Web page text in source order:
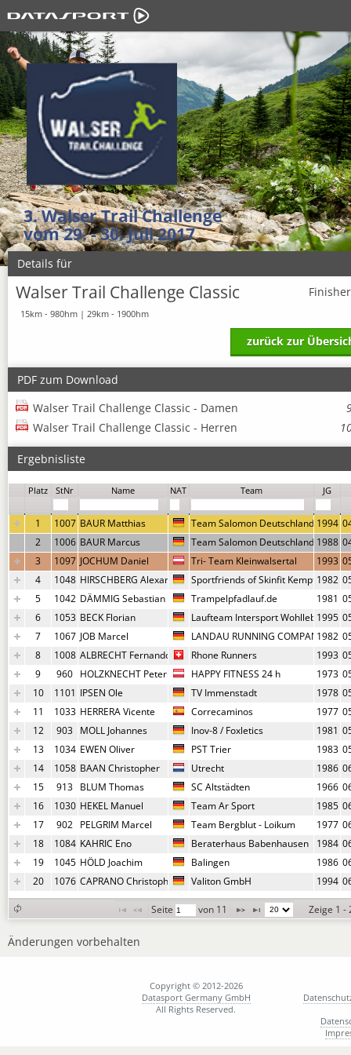
3. Walser Trail Challenge
vom 29. - 30. Juli 2017
Details für
Walser Trail Challenge Classic
15km - 980hm | 29km - 1900hm
zurück zur
PDF zum Download
Walser Trail Challenge Classic - Damen
Walser Trail Challenge Classic - Herren
Ergebnisliste
Platz
StNr Name NAT Team JG
1 1007 BAUR Matthias Team Salomon Deutschland 1994
2
1006 BAUR Marcus Team Salomon Deutschland 1988
3
1097 JOCHUM Daniel Tri- Team Kleinwalsertal 1993
4
1048 HIRSCHBERG Alexander Sportfriends of Skinfit Kempten1982
5
1042 DÄMMIG Sebastian Trampelpfadlauf.de 1981
6
1053 BECK Florian Laufteam Intersport Wohlleben - Tg
1995
7
1067 JOB Marcel LANDAU RUNNING COMPANY1982
8
1008 ALBRECHT Fernando Rhone Runners 1993
9
960 HOLZKNECHT Peter HAPPY FITNESS 24 h 1973
10
1101 IPSEN Ole TV Immenstadt 1978
11
1033 HERRERA Vicente Correcaminos 1977
12
903 MOLL Johannes Inov-8 / Foxletics 1981
13
1034 EWEN Oliver PST Trier 1983
14
1058 BAAN Christopher Utrecht 1986
15
913 BLUM Thomas SC Altstädten 1966
16
1030 HEKEL Manuel Team Ar Sport 1985
17
902 PELGRIM Marcel Team Bergblut - Loikum 1977
18
1084 KAHRIC Eno Beraterhaus Babenhausen 1984
19
1045 HÖLD Joachim Balingen 1986
20
1076 CAPRANO Christoph Valiton GmbH 1994
Seite von 11 Zeige 1 -
Änderungen vorbehalten
Copyright © 2012-2026
Datasport Germany GmbH
All Rights Reserved.